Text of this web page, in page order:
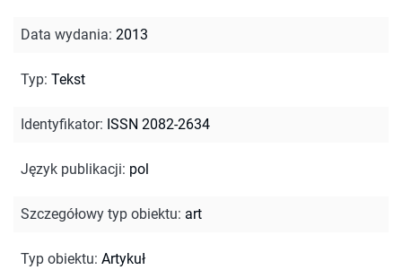
Data wydania: 2013
Typ: Tekst
Identyfikator: ISSN 2082-2634
Język publikacji: pol
Szczegółowy typ obiektu: art
Typ obiektu: Artykuł